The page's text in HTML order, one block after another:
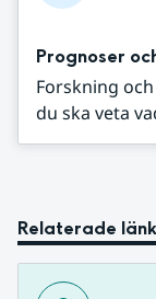
Prognoser
Forskning
du ska veta
Relaterade